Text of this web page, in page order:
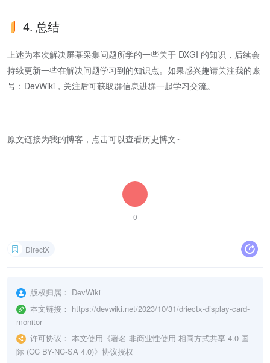
4. 总结
上述为本次解决屏幕采集问题所学的一些关于 DXGI 的知识，后续会
持续更新一些在解决问题学习到的知识点。如果感兴趣请关注我的账
号：DevWiki，关注后可获取群信息进群一起学习交流。
原文链接为我的博客，点击可以查看历史博文~
0
DirectX
版权归属： DevWiki
本文链接： https://devwiki.net/2023/10/31/driectx-display-card-
monitor
许可协议： 本文使用《署名-非商业性使用-相同方式共享 4.0 国
际 (CC BY-NC-SA 4.0)》协议授权